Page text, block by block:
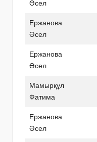
Әсел
Ержанова
Әсел
Ержанова
Әсел
Мамырқұл
Фатима
Ержанова
Әсел